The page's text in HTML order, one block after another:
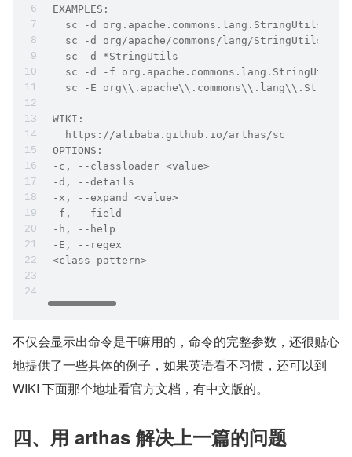
EXAMPLES:
   sc -d org.apache.commons.lang.StringUtils
   sc -d org/apache/commons/lang/StringUtils
   sc -d *StringUtils
sc -d -f
sc -E
WIKI:
https://
-c, --classloader <value>
-d, --details
-x, --expand <value>
-f, --field                                  Display
-h, --help
-E, --regex
<class-pattern>
不仅会显示出命令是干嘛用的，命令的完整参数，还很贴心
地提供了一些具体的例子，如果英语看不习惯，还可以到
WIKI 下面那个地址看官方文档，有中文版的。
四、用 arthas 解决上一篇的问题